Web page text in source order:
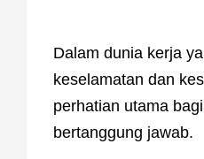
Dalam dunia kerja
keselamatan dan
perhatian utama
bertanggung jawab.